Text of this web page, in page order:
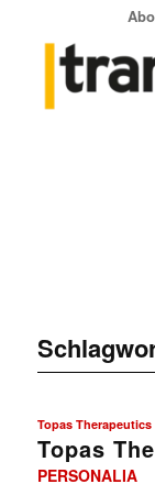
Topas Therapeutics
Topas
PERSONALIA